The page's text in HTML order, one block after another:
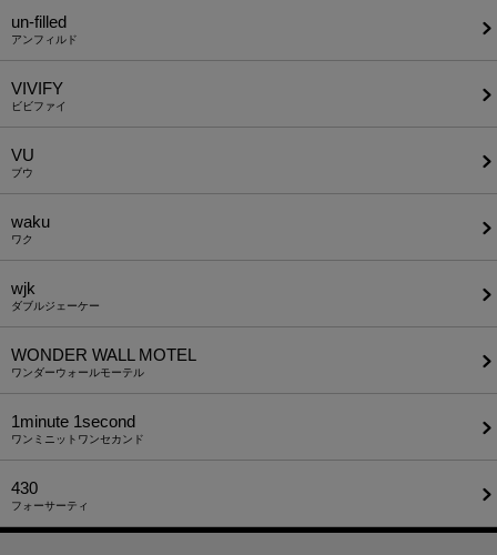
un-filled
アンフィルド
VIVIFY
ビビファイ
VU
ブウ
waku
ワク
wjk
ダブルジェーケー
WONDER WALL MOTEL
ワンダーウォールモーテル
1minute​ 1second
ワンミニットワンセカンド
430
フォーサーティ